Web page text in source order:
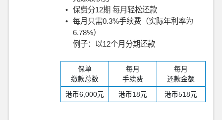
•
保费分12期 每月轻松还款
•
每月只需0.3%手续费（实际年利率为
6.78%）
例子：以12个月分期还款
保单
缴款总数
每月
手续费
每月
还款金额
港币6,000元
港币18元 港币518元